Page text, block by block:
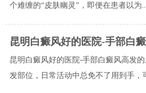
个难缠的“皮肤幽灵”，即便在患者以为.....
昆明白癜风好的医院-手部白
昆明白癜风好的医院-手部白癜风高发
发部位，日常活动中总免不了用到手，可